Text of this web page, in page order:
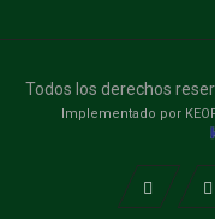
Todos los derechos
Implementado por